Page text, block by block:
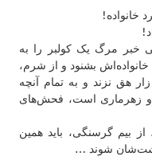
خانواده!
خبر مرگ یک کولبر را به
بشنود و از شرم،
هق نزند و به تمام آنچه
زهرماری است، فحش‌های
از بیم گرسنگی، باید همین
شوند …